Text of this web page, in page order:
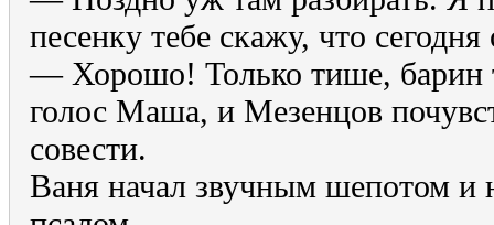
песенку тебе скажу, что
— Хорошо! Только тише, барин
голос Маша, и Мезенцов
совести.
Ваня начал звучным шепотом и